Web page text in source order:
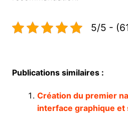
5/5 -
Publications similaires :
Création du premier
interface graphique et